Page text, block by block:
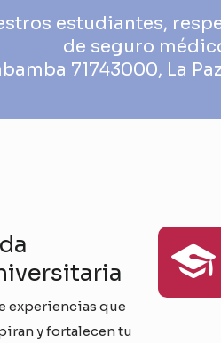
estudiantes,
de seguro
71743000, La
experiencias que
y fortalecen tu